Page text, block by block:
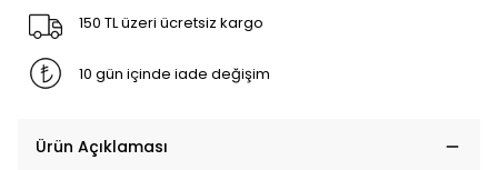
150 TL üzeri ücretsiz kargo
10 gün içinde iade değişim
Ürün Açıklaması